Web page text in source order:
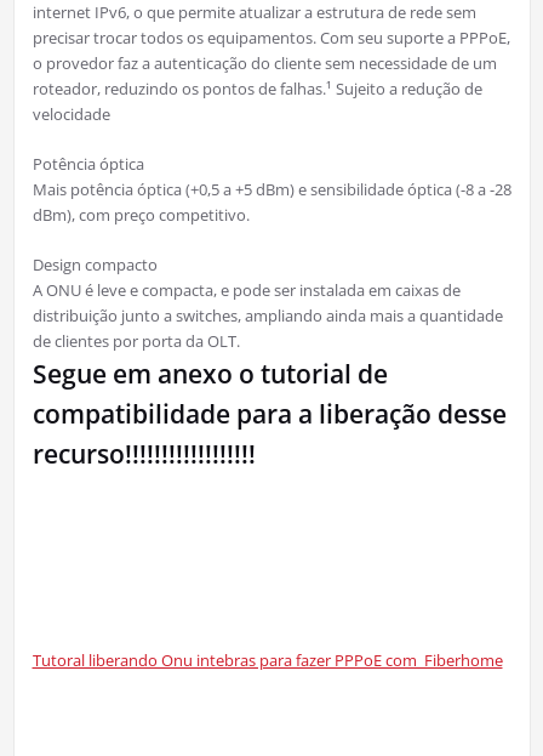
internet IPv6, o que permite atualizar a estrutura de rede sem
precisar trocar todos os equipamentos. Com seu suporte a PPPoE,
o provedor faz a autenticação do cliente sem necessidade de um
roteador, reduzindo os pontos de falhas.¹ Sujeito a redução de
velocidade
Potência óptica
Mais potência óptica (+0,5 a +5 dBm) e sensibilidade óptica (-8 a -28
dBm), com preço competitivo.
Design compacto
A ONU é leve e compacta, e pode ser instalada em caixas de
distribuição junto a switches, ampliando ainda mais a quantidade
de clientes por porta da OLT.
Segue em anexo o tutorial de
compatibilidade para a liberação desse
recurso!!!!!!!!!!!!!!!!!!
Tutoral liberando Onu intebras para fazer PPPoE com Fiberhome